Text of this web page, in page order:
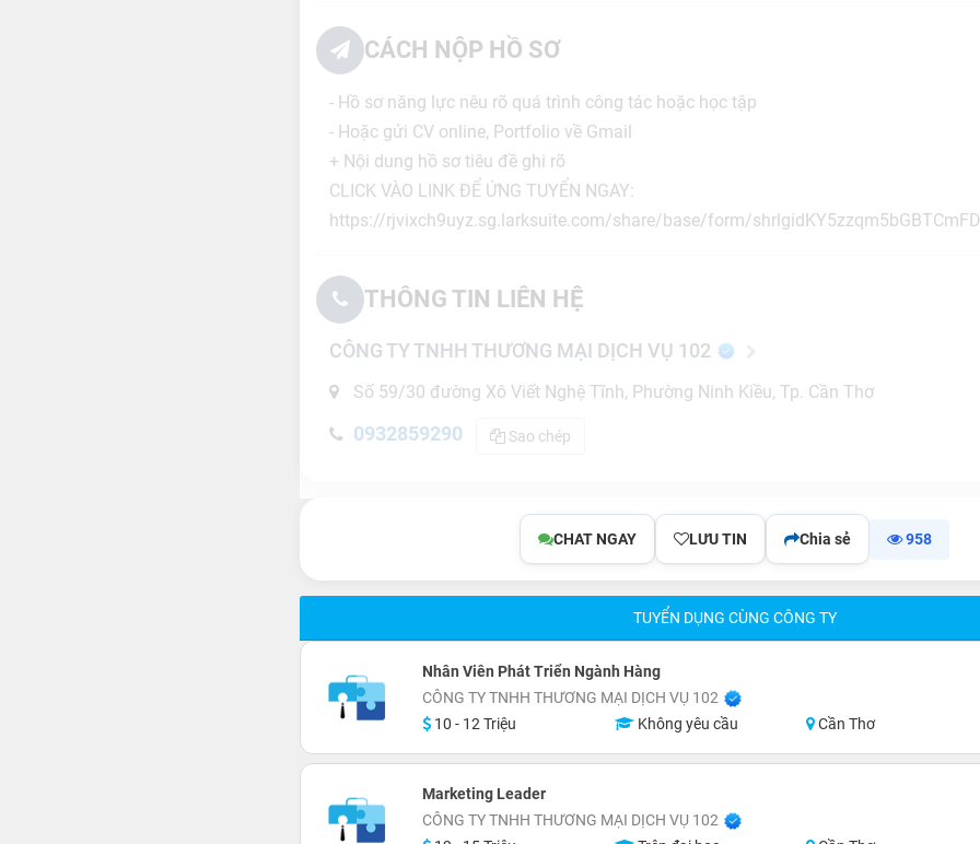
CÁCH NỘP HỒ SƠ
- Hồ sơ năng lực nêu rõ quá trình công tác hoặc học tập
- Hoặc gửi CV online, Portfolio về Gmail
+ Nội dung hồ sơ tiêu đề ghi rõ
CLICK VÀO LINK ĐỂ ỨNG TUYỂN NGAY:
https://rjvixch9uyz.sg.larksuite.com/share/base/form/
THÔNG TIN LIÊN HỆ
CÔNG TY TNHH THƯƠNG MẠI DỊCH VỤ 102
Số 59/30 đường Xô Viết Nghệ Tĩnh, Phường Ninh Kiều, Tp. Cần Thơ
0932859290 Sao chép
CHAT NGAY LƯU TIN Chia sẻ 958
TUYỂN DỤNG CÙNG CÔNG TY
Nhân Viên Phát Triển Ngành Hàng
CÔNG TY TNHH THƯƠNG MẠI DỊCH VỤ 102
10 - 12 Triệu
Không yêu cầu Cần Thơ
Marketing Leader
CÔNG TY TNHH THƯƠNG MẠI DỊCH VỤ 102